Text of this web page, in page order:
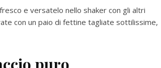
e versatelo nello shaker con gli altri
con un paio di fettine tagliate sottilissime,